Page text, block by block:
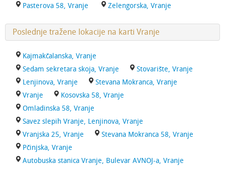
Pasterova 58, Vranje
Zelengorska, Vranje
Poslednje tražene lokacije na karti Vranje
Kajmakčalanska, Vranje
Sedam sekretara skoja, Vranje
Stovarište, Vranje
Lenjinova, Vranje
Stevana Mokranca, Vranje
Vranje
Kosovska 58, Vranje
Omladinska 58, Vranje
Savez slepih Vranje, Lenjinova, Vranje
Vranjska 25, Vranje
Stevana Mokranca 58, Vranje
Pčinjska, Vranje
Autobuska stanica Vranje, Bulevar AVNOJ-a, Vranje